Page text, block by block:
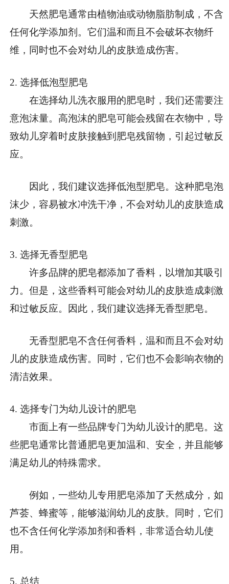
天然肥皂通常由植物油或动物脂肪制成，不含
任何化学添加剂。它们温和而且不会破坏衣物纤
维，同时也不会对幼儿的皮肤造成伤害。
2. 选择低泡型肥皂
在选择幼儿洗衣服用的肥皂时，我们还需要注
意泡沫量。高泡沫的肥皂可能会残留在衣物中，导
致幼儿穿着时皮肤接触到肥皂残留物，引起过敏反
应。
因此，我们建议选择低泡型肥皂。这种肥皂泡
沫少，容易被水冲洗干净，不会对幼儿的皮肤造成
刺激。
3. 选择无香型肥皂
许多品牌的肥皂都添加了香料，以增加其吸引
力。但是，这些香料可能会对幼儿的皮肤造成刺激
和过敏反应。因此，我们建议选择无香型肥皂。
无香型肥皂不含任何香料，温和而且不会对幼
儿的皮肤造成伤害。同时，它们也不会影响衣物的
清洁效果。
4. 选择专门为幼儿设计的肥皂
市面上有一些品牌专门为幼儿设计的肥皂。这
些肥皂通常比普通肥皂更加温和、安全，并且能够
满足幼儿的特殊需求。
例如，一些幼儿专用肥皂添加了天然成分，如
芦荟、蜂蜜等，能够滋润幼儿的皮肤。同时，它们
也不含任何化学添加剂和香料，非常适合幼儿使
用。
5. 总结